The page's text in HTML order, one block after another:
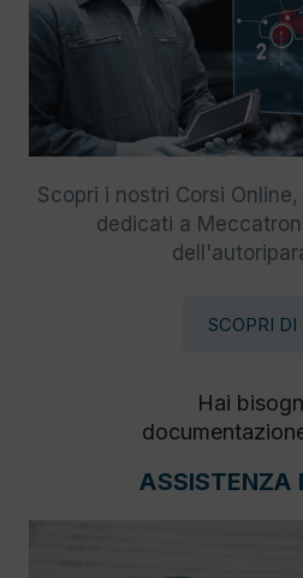
Scopri i nostri Corsi
dedicati a
SCOPRI DI
Hai
ASSISTENZA